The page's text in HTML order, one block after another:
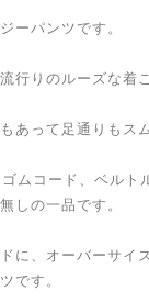
ーパンツです。
行りのルーズな着
あって足通りもス
ムコード、ベルト
しの一品です。
に、オーバーサイ
です。